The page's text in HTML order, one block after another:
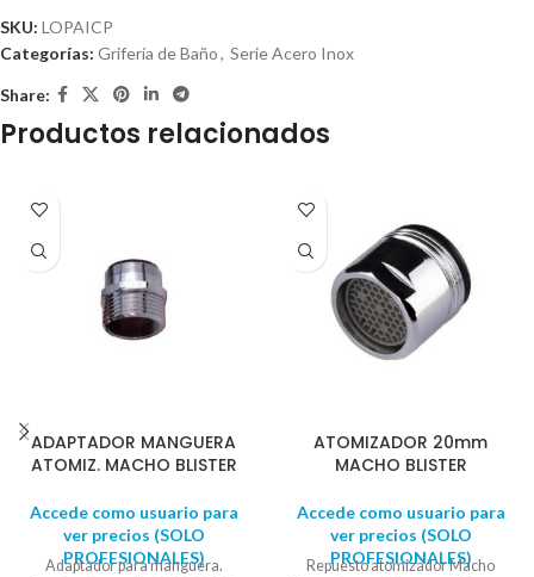
SKU: LOPAICP
Categorías: Grifería de Baño, Serie Acero Inox
Share:
Productos relacionados
ADAPTADOR MANGUERA
ATOMIZ. MACHO BLISTER
Accede como usuario para
ver precios (SOLO
PROFESIONALES)
Adaptador para manguera.
ATOMIZADOR 20mm
MACHO BLISTER
Accede como usuario para
ver precios (SOLO
PROFESIONALES)
Repuesto atomizador Macho